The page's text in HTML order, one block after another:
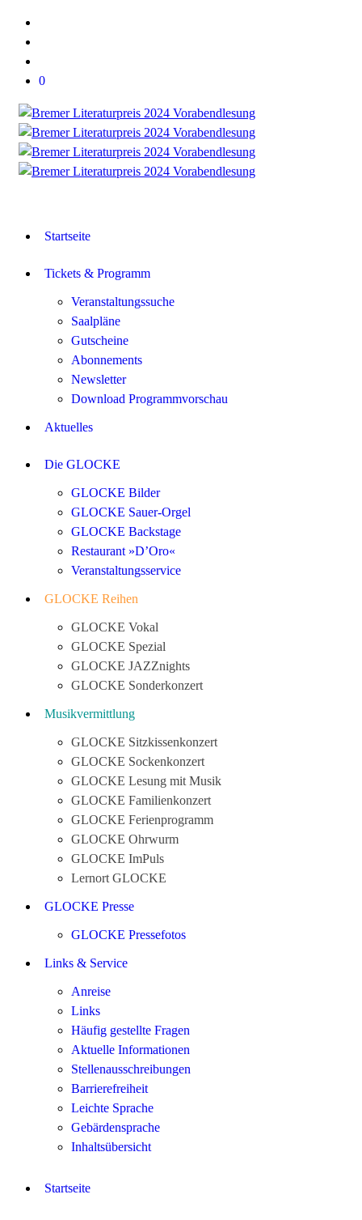
0
Startseite
Tickets & Programm
Veranstaltungssuche
Saalpläne
Gutscheine
Abonnements
Newsletter
Download Programmvorschau
Aktuelles
Die GLOCKE
GLOCKE Bilder
GLOCKE Sauer-Orgel
GLOCKE Backstage
Restaurant »D’Oro«
Veranstaltungsservice
GLOCKE Reihen
GLOCKE Vokal
GLOCKE Spezial
GLOCKE JAZZnights
GLOCKE Sonderkonzert
Musikvermittlung
GLOCKE Sitzkissenkonzert
GLOCKE Sockenkonzert
GLOCKE Lesung mit Musik
GLOCKE Familienkonzert
GLOCKE Ferienprogramm
GLOCKE Ohrwurm
GLOCKE ImPuls
Lernort GLOCKE
GLOCKE Presse
GLOCKE Pressefotos
Links & Service
Anreise
Links
Häufig gestellte Fragen
Aktuelle Informationen
Stellenausschreibungen
Barrierefreiheit
Leichte Sprache
Gebärdensprache
Inhaltsübersicht
Startseite